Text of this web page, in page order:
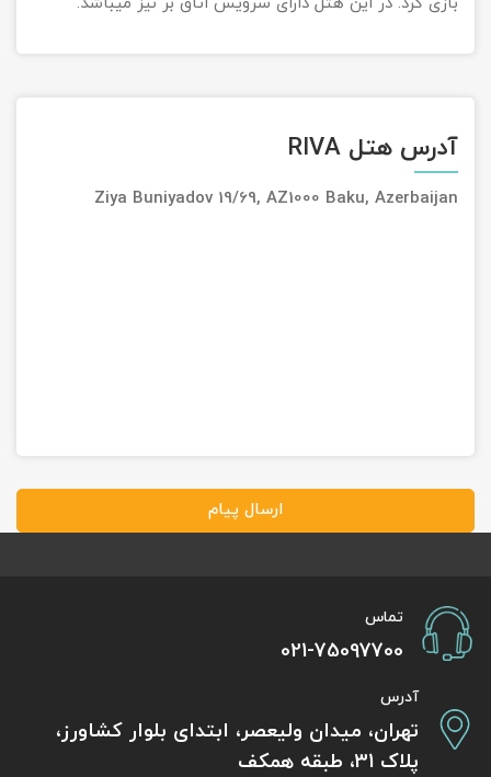
آدرس هتل RIVA
Ziya Buniyadov 19/69, AZ1000 Baku, Azerbaijan
ارسال پیام
تماس
021-75097700
آدرس
تهران، میدان ولیعصر، ابتدای بلوار کشاورز،
پلاک 31، طبقه همکف